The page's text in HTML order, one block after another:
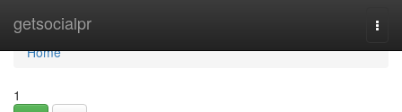
getsocialpr
Home
Home
1